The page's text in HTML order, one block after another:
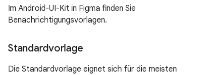
Im Android-UI-Kit in Figma finden Sie
Benachrichtigungsvorlagen.
Standardvorlage
Die Standardvorlage eignet sich für die meisten